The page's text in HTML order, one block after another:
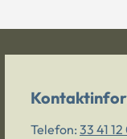
Telefon: 33 41